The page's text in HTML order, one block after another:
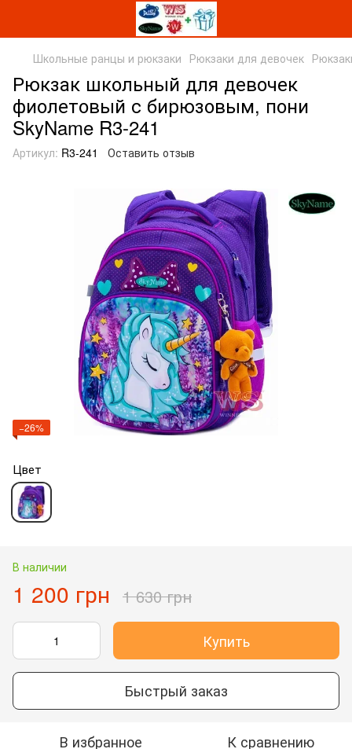
Школьные ранцы и рюкзаки Рюкзаки для девочек
Рюкзак школьный для девочек
фиолетовый с бирюзовым, пони
SkyName R3-241
Артикул: R3-241 Оставить отзыв
−26%
Цвет
В наличии
1 200 грн 1 630 грн
Купить
Быстрый заказ
В избранное К сравнению